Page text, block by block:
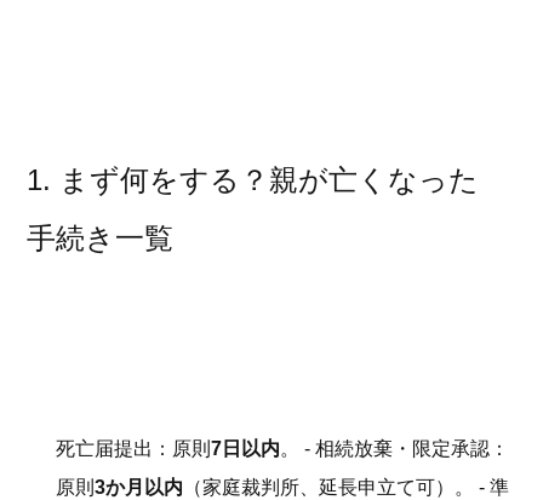
1. まず何をする？親が亡くなった
手続き一覧
死亡届提出：原則7日以内。 - 相続放棄・限定承認：
原則3か月以内 （家庭裁判所、延長申立て可）。 - 準